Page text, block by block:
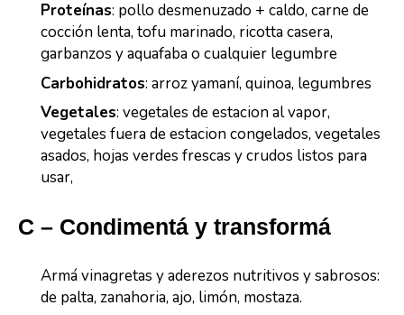
Proteínas: pollo desmenuzado + caldo, carne de
cocción lenta, tofu marinado, ricotta casera,
garbanzos y aquafaba o cualquier legumbre
Carbohidratos: arroz yamaní, quinoa, legumbres
Vegetales: vegetales de estacion al vapor,
vegetales fuera de estacion congelados, vegetales
asados, hojas verdes frescas y crudos listos para
usar,
C – Condimentá y transformá
Armá vinagretas y aderezos nutritivos y sabrosos:
de palta, zanahoria, ajo, limón, mostaza.